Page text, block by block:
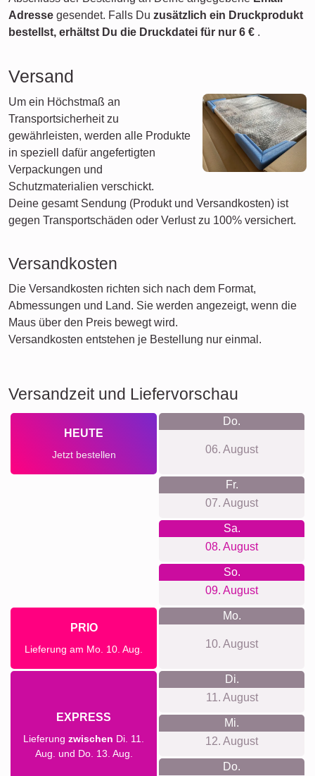
Adresse gesendet. Falls Du zusätzlich ein Druckprodukt
bestellst, erhältst Du die Druckdatei für nur 6 € .
Versand
Um ein Höchstmaß an
Transportsicherheit zu
gewährleisten, werden alle Produkte
in speziell dafür angefertigten
Verpackungen und
Schutzmaterialien verschickt.
Deine gesamt Sendung (Produkt und Versandkosten) ist
gegen Transportschäden oder Verlust zu 100% versichert.
Versandkosten
Die Versandkosten richten sich nach dem Format,
Abmessungen und Land. Sie werden angezeigt, wenn die
Maus über den Preis bewegt wird.
Versandkosten entstehen je Bestellung nur einmal.
Versandzeit und Liefervorschau
HEUTE
Jetzt bestellen
Do.
06. August
Fr.
07. August
Sa.
08. August
So.
09. August
PRIO
Lieferung am Mo. 10. Aug.
Mo.
10. August
EXPRESS
Lieferung zwischen Di. 11.
Aug. und Do. 13. Aug.
Di.
11. August
Mi.
12. August
Do.